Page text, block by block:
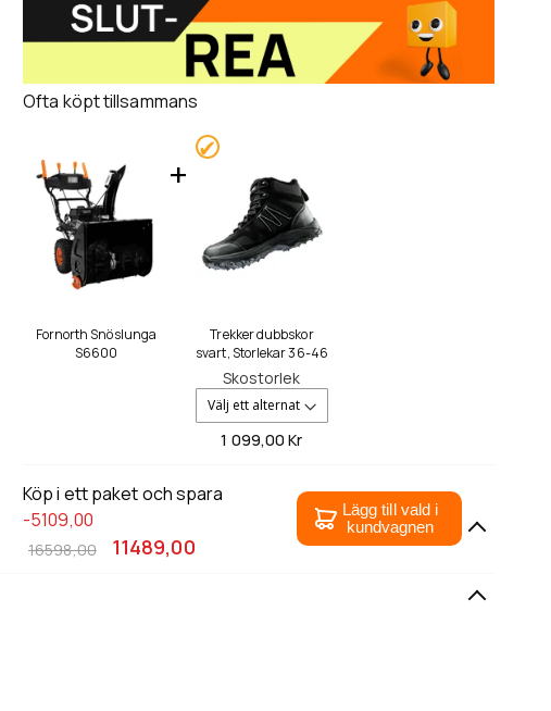
Ofta köpt tillsammans
Fornorth Snöslunga
S6600
Trekker dubbskor
svart, Storlekar 36-46
Skostorlek
1 099,00 Kr
Lägg till vald i
kundvagnen
Köp i ett paket och spara
-5109,00
11489,00
16598,00